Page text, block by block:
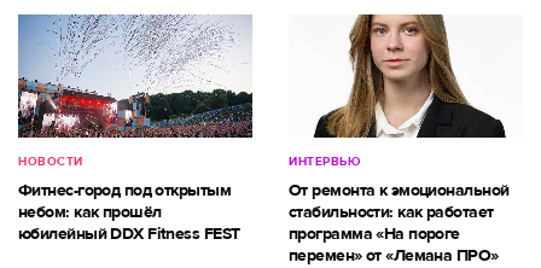
НОВОСТИ
Фитнес-город под открытым
небом: как прошёл
юбилейный DDX Fitness FEST
ИНТЕРВЬЮ
От ремонта к эмоциональной
стабильности: как работает
программа «На пороге
перемен» от «Лемана ПРО»